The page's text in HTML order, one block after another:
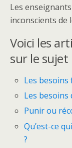
Les
inconscients de
Voici les
sur le sujet
Les besoins
Les besoins
Punir ou
Qu’est-ce
?